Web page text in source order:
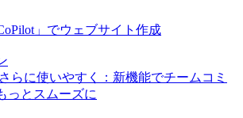
」でウェブサイト作成
らに使いやすく：新機能でチームコミ
っとスムーズに